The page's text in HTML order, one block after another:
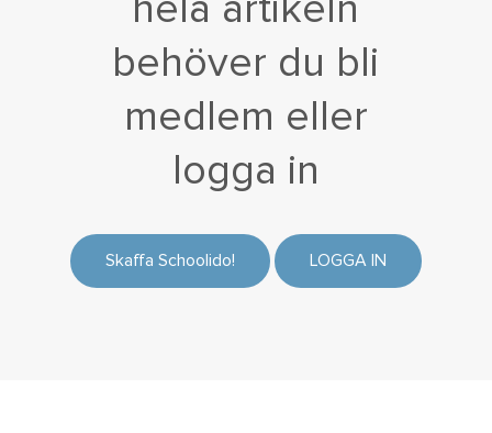
hela artikeln
behöver du bli
medlem eller
logga in
Skaffa Schoolido! LOGGA IN